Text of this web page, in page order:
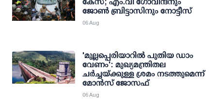
കേസ്; എം.വി ഗോവിന്ദനും
ജോണ്‍ ബ്രിട്ടാസിനും നോട്ടീസ്
06 Aug
'മുല്ലപ്പെരിയാറില്‍ പുതിയ ഡാം
വേണം': മുഖ്യമന്ത്രിതല
ചര്‍ച്ചയ്ക്കുള്ള ശ്രമം നടത്തുമെന്ന്
മോന്‍സ് ജോസഫ്
06 Aug